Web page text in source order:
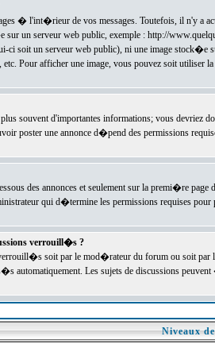
� l'int�rieur de vos messages. Toutefois, il n'y a
sur un serveur web public, exemple : http://
ci soit un serveur web public), ni une image stock�e
Pour afficher une image, vous pouvez soit
souvent d'importantes informations; vous devriez
poster une annonce d�pend des permissions
des annonces et seulement sur la premi�re
qui d�termine les permissions requises pour
verrouill�s ?
soit par le mod�rateur du forum ou soit par
automatiquement. Les sujets de discussions
Niveaux